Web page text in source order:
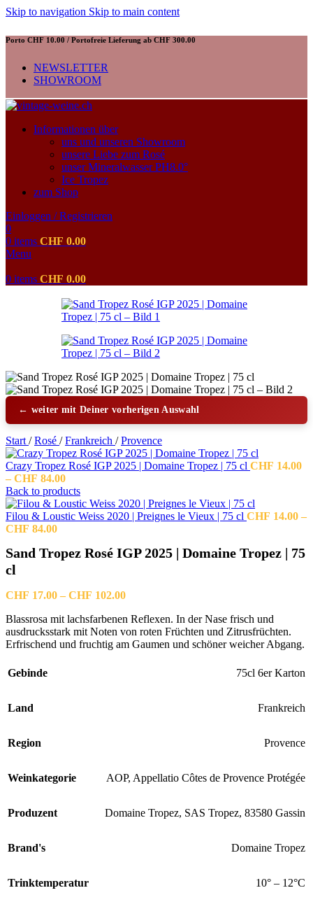
Skip to navigation Skip to main content
Porto CHF 10.00 / Portofreie Lieferung ab CHF 300.00
NEWSLETTER
SHOWROOM
Informationen über
uns und unseren Showroom
unsere Liebe zum Rosé
unser Mineralwasser PH8.0°
Ice Tropez
zum Shop
Einloggen / Registrieren
0
0 items CHF 0.00
Menu
0 items CHF 0.00
← weiter mit Deiner vorherigen Auswahl
Start / Rosé / Frankreich / Provence
Crazy Tropez Rosé IGP 2025 | Domaine Tropez | 75 cl CHF 14.00
– CHF 84.00Preisspanne:
CHF 14.00
bis
CHF 84.00
Back to products
Filou & Loustic Weiss 2020 | Preignes le Vieux | 75 cl CHF 14.00 –
CHF 84.00Preisspanne:
bis
Sand Tropez Rosé IGP 2025 | Domaine Tropez | 75
cl
CHF 17.00 – CHF 102.00Preisspanne:
bis
CHF 102.00
Blassrosa mit lachsfarbenen Reflexen. In der Nase frisch und
ausdrucksstark mit Noten von roten Früchten und Zitrusfrüchten.
Erfrischend und fruchtig am Gaumen und schöner weicher Abgang.
Gebinde 75cl 6er Karton
Land Frankreich
Region Provence
Weinkategorie AOP, Appellatio Côtes de Provence Protégée
Produzent Domaine Tropez, SAS Tropez, 83580 Gassin
Brand's Domaine Tropez
Trinktemperatur 10° – 12°C